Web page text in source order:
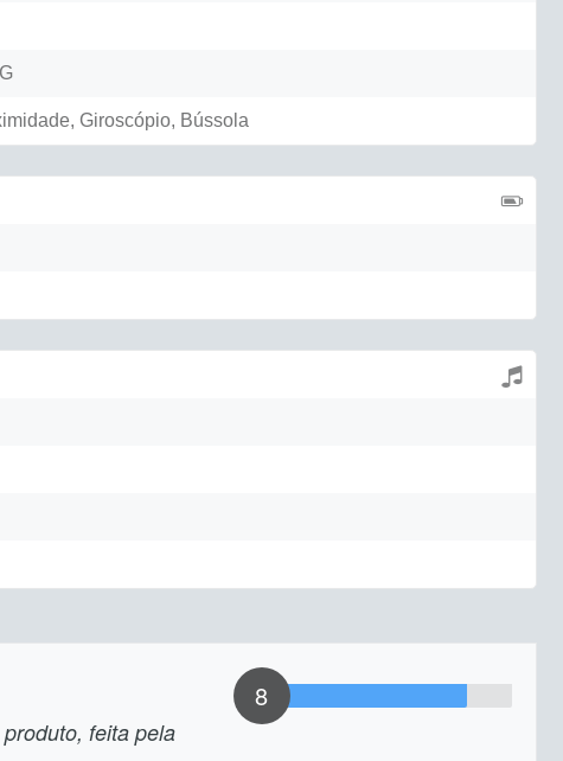
Giroscópio, Bússola
feita pela
8